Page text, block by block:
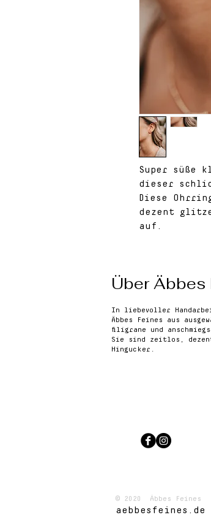
Super süße
dieser
Diese
dezent
auf.
Über Äbbes
In liebevoller
Äbbes Feines aus
filigrane und
Sie sind zeitlos, dezent
Hingucker.
© 2020 Äbbes Feines
aebbesfeines.de